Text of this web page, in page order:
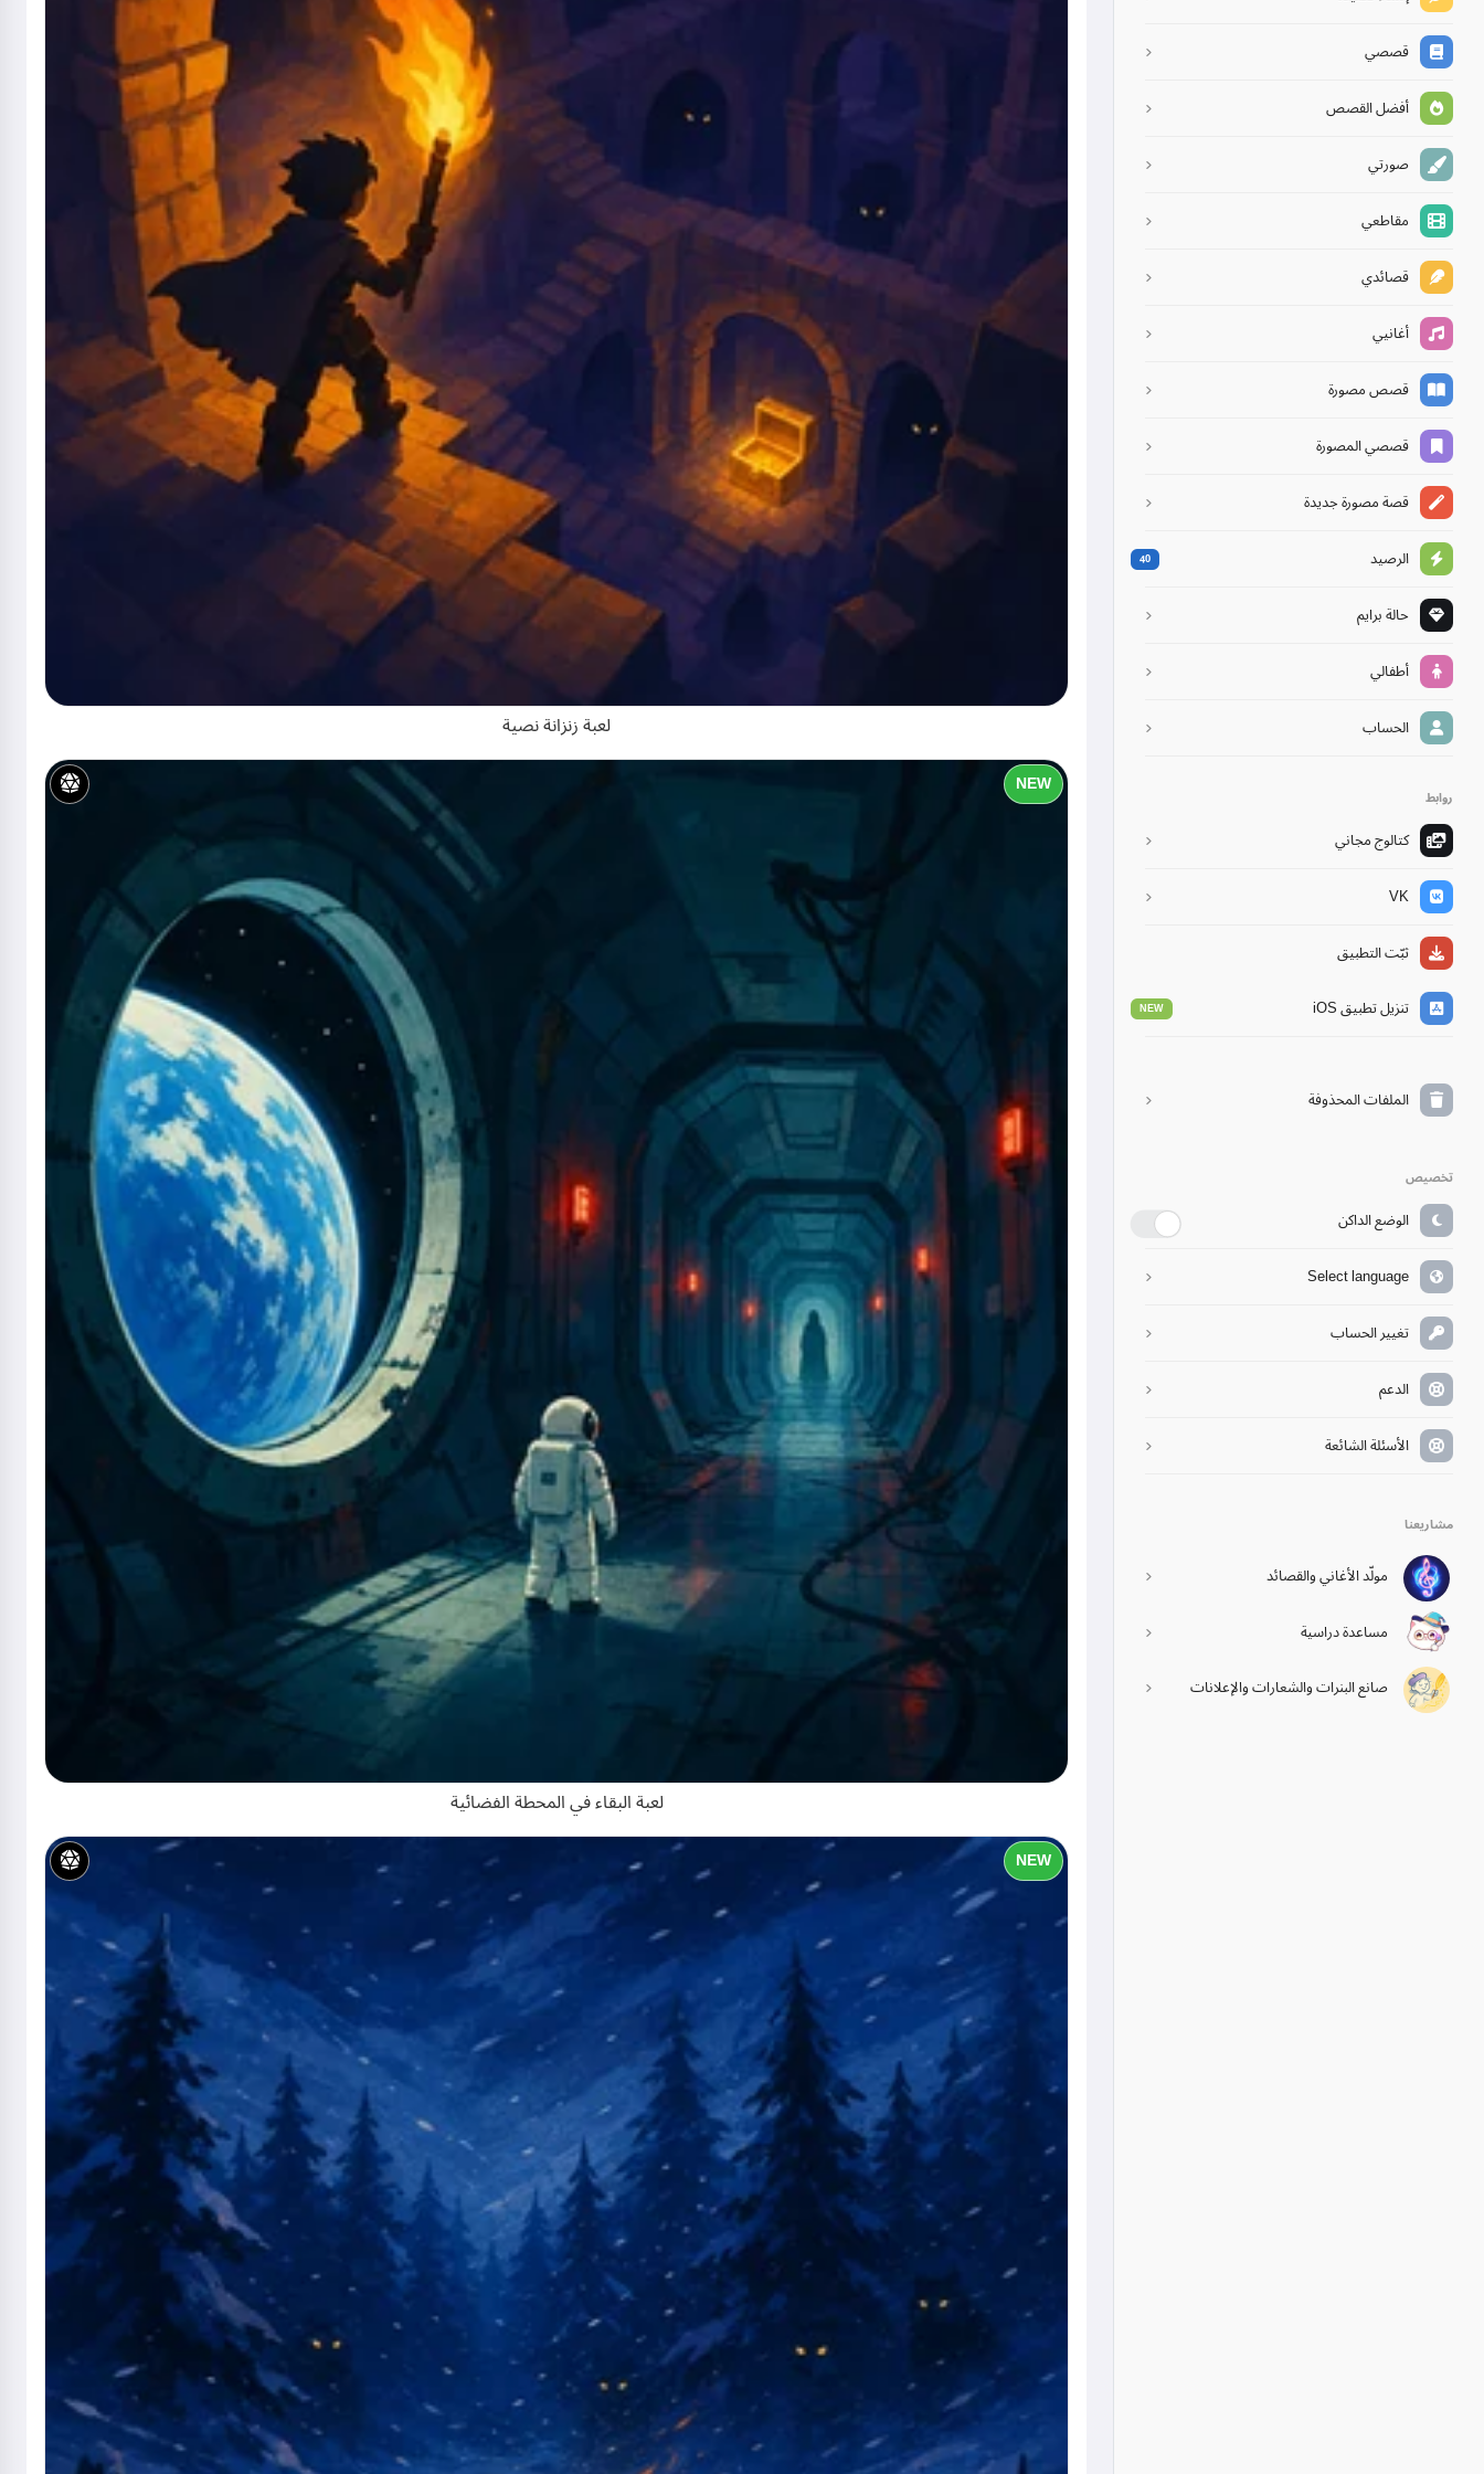
قصصي
أفضل القصص
صورتي
مقاطعي
قصائدي
أغانيي
قصص مصورة
قصصي المصورة
قصة مصورة جديدة
الرصيد
40
حالة برايم
أطفالي
الحساب
روابط
كتالوج مجاني
VK
ثبّت التطبيق
تنزيل تطبيق iOS
NEW
الملفات المحذوفة
تخصيص
الوضع الداكن
Select language
تغيير الحساب
الدعم
الأسئلة الشائعة
مشاريعنا
مولّد الأغاني والقصائد
مساعدة دراسية
صانع البنرات والشعارات والإعلانات
لعبة زنزانة نصية
NEW
لعبة البقاء في المحطة الفضائية
NEW
مرحباً! أنا Storiko 👋
أروي حكايات سحرية قبل النوم
لأطفالكم 🌟
اقرأ حكاية
ببدء استخدام الخدمة، فإنك توافق على: شروط الخدمة سياسة
الخصوصية, سياسة استرداد الأموال